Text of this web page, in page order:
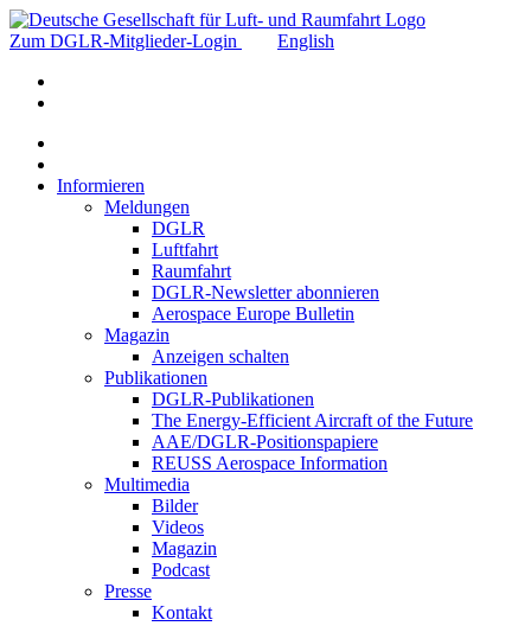
Zum DGLR-Mitglieder-Login English
Informieren
Meldungen
DGLR
Luftfahrt
Raumfahrt
DGLR-Newsletter abonnieren
Aerospace Europe Bulletin
Magazin
Anzeigen schalten
Publikationen
DGLR-Publikationen
The Energy-Efficient Aircraft of the Future
AAE/DGLR-Positionspapiere
REUSS Aerospace Information
Multimedia
Bilder
Videos
Magazin
Podcast
Presse
Kontakt